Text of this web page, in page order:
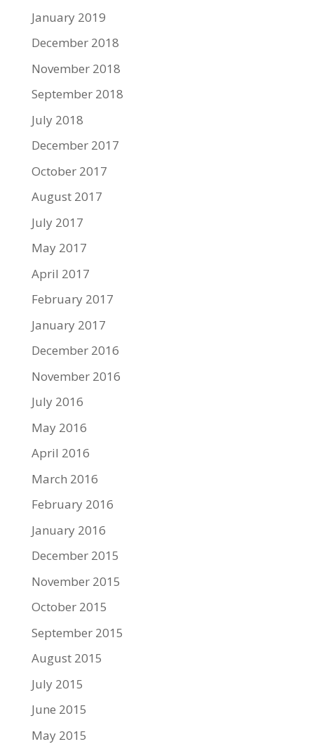
January 2019
December 2018
November 2018
September 2018
July 2018
December 2017
October 2017
August 2017
July 2017
May 2017
April 2017
February 2017
January 2017
December 2016
November 2016
July 2016
May 2016
April 2016
March 2016
February 2016
January 2016
December 2015
November 2015
October 2015
September 2015
August 2015
July 2015
June 2015
May 2015